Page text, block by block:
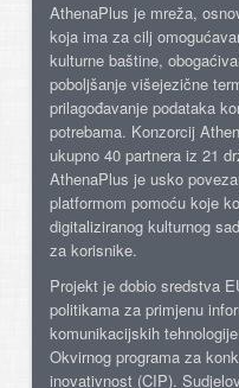
AthenaPlus je mreža,
koja ima za cilj
kulturne baštine,
poboljšanje višejezične
prilagođavanje podataka
potrebama. Konzorcij
ukupno 40 partnera iz 21
AthenaPlus je usko
platformom pomoću koje
digitaliziranog kulturnog
za korisnike.
Projekt je dobio sredstva
politikama za primjenu
komunikacijskih
Okvirnog programa za
inovativnost (CIP).